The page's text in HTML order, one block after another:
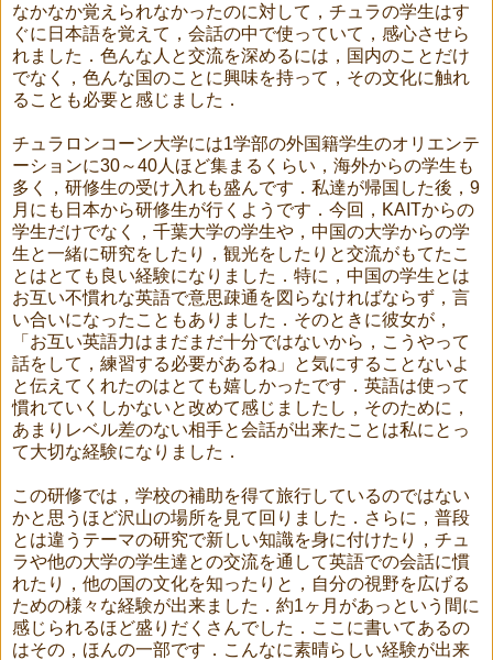
なかなか覚えられなかったのに対して，チュラの学生はす
ぐに日本語を覚えて，会話の中で使っていて，感心させら
れました．色んな人と交流を深めるには，国内のことだけ
でなく，色んな国のことに興味を持って，その文化に触れ
ることも必要と感じました．
チュラロンコーン大学には1学部の外国籍学生のオリエンテ
ーションに30～40人ほど集まるくらい，海外からの学生も
多く，研修生の受け入れも盛んです．私達が帰国した後，9
月にも日本から研修生が行くようです．今回，KAITからの
学生だけでなく，千葉大学の学生や，中国の大学からの学
生と一緒に研究をしたり，観光をしたりと交流がもてたこ
とはとても良い経験になりました．特に，中国の学生とは
お互い不慣れな英語で意思疎通を図らなければならず，言
い合いになったこともありました．そのときに彼女が，
「お互い英語力はまだまだ十分ではないから，こうやって
話をして，練習する必要があるね」と気にすることないよ
と伝えてくれたのはとても嬉しかったです．英語は使って
慣れていくしかないと改めて感じましたし，そのために，
あまりレベル差のない相手と会話が出来たことは私にとっ
て大切な経験になりました．
この研修では，学校の補助を得て旅行しているのではない
かと思うほど沢山の場所を見て回りました．さらに，普段
とは違うテーマの研究で新しい知識を身に付けたり，チュ
ラや他の大学の学生達との交流を通して英語での会話に慣
れたり，他の国の文化を知ったりと，自分の視野を広げる
ための様々な経験が出来ました．約1ヶ月があっという間に
感じられるほど盛りだくさんでした．ここに書いてあるの
はその，ほんの一部です．こんなに素晴らしい経験が出来